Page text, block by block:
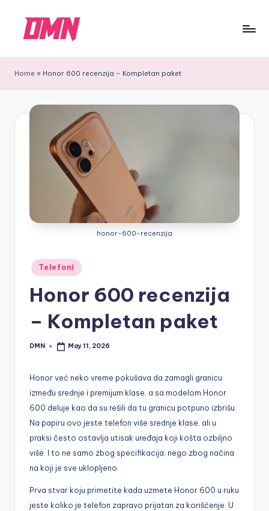
M
N
Labs
tech
blog:
telefona
Home » Honor 600 recenzija – Kompletan paket
honor-600-recenzija
Posted
Telefoni
Honor 600 recenzija
– Kompletan paket
Posted
DMN May 11, 2026
Honor već neko vreme pokušava da zamagli granicu
između srednje i premijum klase, a sa modelom Honor
600 deluje kao da su rešili da tu granicu potpuno izbrišu.
Na papiru ovo jeste telefon više srednje klase, ali u
praksi često ostavlja utisak uređaja koji košta ozbiljno
više. I to ne samo zbog specifikacija, nego zbog načina
na koji je sve uklopljeno.
Prva stvar koju primetite kada uzmete Honor 600 u ruku
jeste koliko je telefon zapravo prijatan za korišćenje. U